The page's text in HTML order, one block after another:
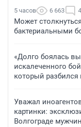
5 часов 6 663
Может
бактериальными
«Долго боялась
искалеченного
который разбился
Уважал
картинки:
Волгограде